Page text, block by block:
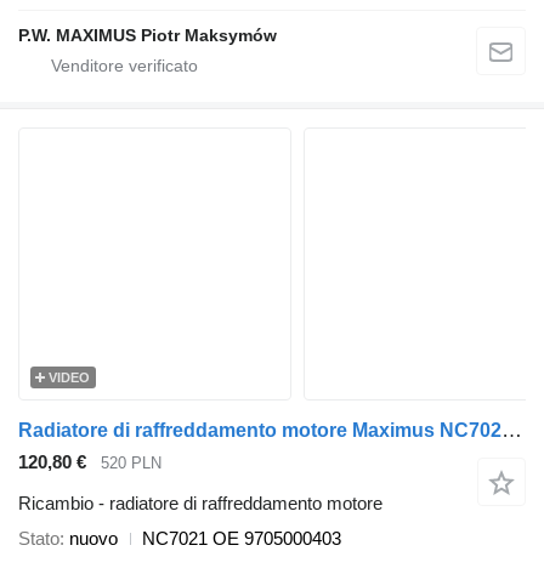
P.W. MAXIMUS Piotr Maksymów
VIDEO
Radiatore di raffreddamento motore Maximus NC7021 per camion Mercedes-Benz ATEGO 98-04
120,80 € 520 PLN
Ricambio - radiatore di raffreddamento motore
Stato nuovo
NC7021 OE 9705000403